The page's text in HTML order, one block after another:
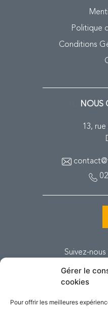
Gérer le
cookies
Pour offrir les meilleures
Politique
Conditions
NOUS
13, rue
Suivez-nous